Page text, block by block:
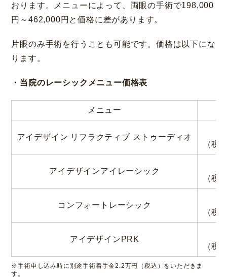
おります。メニューによって、両眼の手術で198,000
円～462,000円と価格に差があります。
片眼のみ手術を行うことも可能です。価格は以下にな
ります。
・当院のレーシックメニュー価格表
メニュー
アイデザイン リフラクティブ ストゥーディオ
（税
アイデザインアイレーシック
（税
コンフォートレーシック
（税
アイデザインPRK
（税
※手術申し込み時に別途手術着手金2.2万円（税込）をいただきま
す。